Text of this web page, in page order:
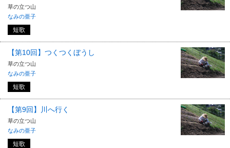
草の立つ山
なみの亜子
短歌
【第10回】つくつくぼうし
草の立つ山
なみの亜子
短歌
【第9回】川へ行く
草の立つ山
なみの亜子
短歌